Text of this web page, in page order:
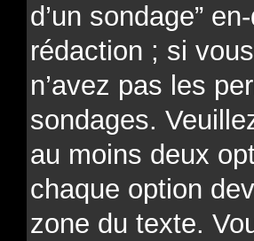
d’un sondage”
rédaction ; si
n’avez pas les
sondages.
au moins deux
chaque option
zone du texte.